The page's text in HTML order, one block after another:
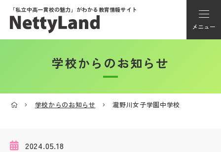
「私立中高一貫校の魅力」がわかる教育情報サイト
メニュー
アカウント登録
学校選び
学校からのお知らせ
学校からのお知らせ 瀧野川女子学園中学校
2024.05.18